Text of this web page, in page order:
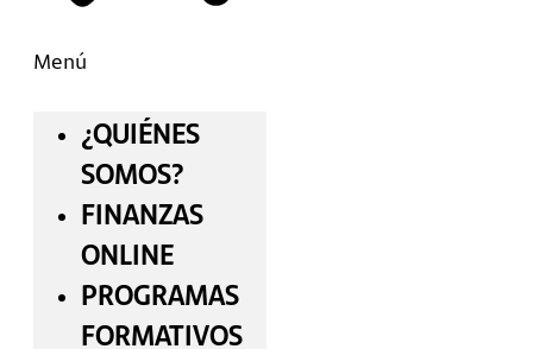
Menú
¿QUIÉNES
SOMOS?
FINANZAS
ONLINE
PROGRAMAS
FORMATIVOS